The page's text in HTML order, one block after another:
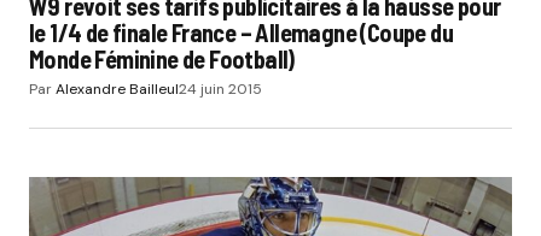
W9 revoit ses tarifs publicitaires à la hausse pour
le 1/4 de finale France – Allemagne (Coupe du
Monde Féminine de Football)
ParAlexandre Bailleul24 juin 2015